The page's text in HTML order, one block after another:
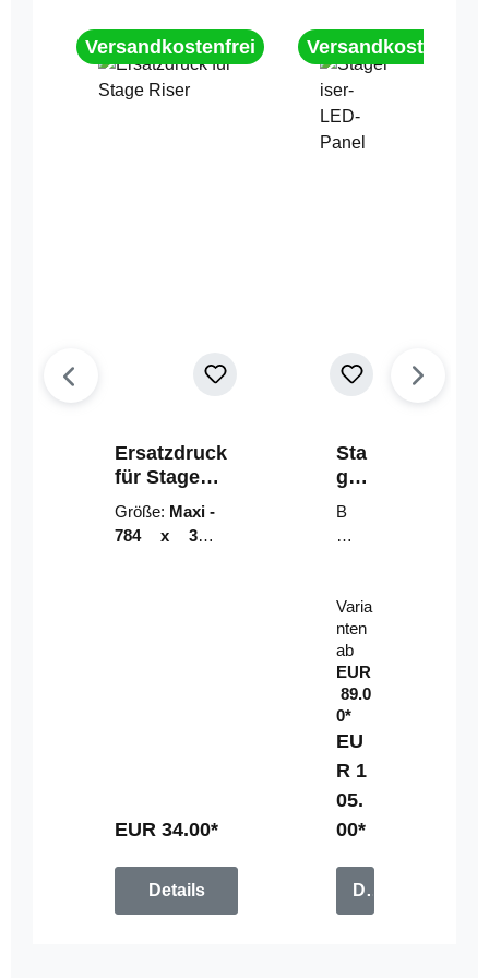
Versandkostenfrei
Ersatzdruck
für Stage
Riser
Größe: Maxi -
784 x 314
EUR 34.00*
Details
Versandkostenfrei
Sta
geri
ser-
LE
D-
el
B
un
mi
t
Fe
rn
be
di
en
u
n
g
Varia
nten
ab
EUR
89.0
0*
EU
R 1
05.
00*
Details